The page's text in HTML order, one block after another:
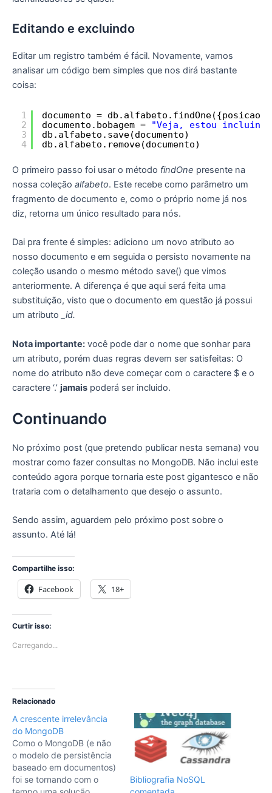
Editando e excluindo
Editar um registro também é fácil. Novamente, vamos
analisar um código bem simples que nos dirá bastante
coisa:
1
2
3
4
documento = db.alfabeto.findOne({posicao:
documento.bobagem =
"Veja, estou
db.alfabeto.save(documento)
db.alfabeto.remove(documento)
O primeiro passo foi usar o método findOne presente na
nossa coleção alfabeto. Este recebe como parâmetro um
fragmento de documento e, como o próprio nome já nos
diz, retorna um único resultado para nós.
Dai pra frente é simples: adiciono um novo atributo ao
nosso documento e em seguida o persisto novamente na
coleção usando o mesmo método save() que vimos
anteriormente. A diferença é que aqui será feita uma
substituição, visto que o documento em questão já possui
um atributo
_id.
Nota importante: você pode dar o nome que sonhar para
um atributo, porém duas regras devem ser satisfeitas: O
nome do atributo não deve começar com o caractere $ e o
caractere ‘.’ jamais poderá ser incluido.
Continuando
No próximo post (que pretendo publicar nesta semana) vou
mostrar como fazer consultas no MongoDB. Não inclui este
conteúdo agora porque tornaria este post gigantesco e não
trataria com o detalhamento que desejo o assunto.
Sendo assim, aguardem pelo próximo post sobre o
assunto. Até lá!
Compartilhe isso:
Facebook 18+
Curtir isso:
Carregando...
Relacionado
A crescente irrelevância
do MongoDB
Como o MongoDB (e não
o modelo de persistência
baseado em documentos)
foi se tornando com o
Bibliografia NoSQL